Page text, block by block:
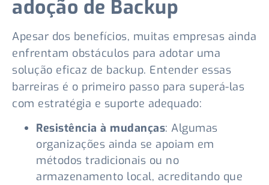
adoção de Backup
Apesar dos benefícios, muitas empresas ainda
enfrentam obstáculos para adotar uma
solução eficaz de backup. Entender essas
barreiras é o primeiro passo para superá-las
com estratégia e suporte adequado:
Resistência à mudanças: Algumas
organizações ainda se apoiam em
métodos tradicionais ou no
armazenamento local, acreditando que